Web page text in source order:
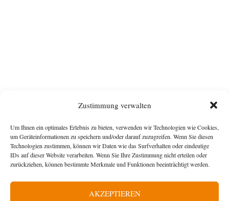
Zustimmung verwalten
Um Ihnen ein optimales Erlebnis zu bieten, verwenden wir Technologien wie Cookies,
um Geräteinformationen zu speichern und/oder darauf zuzugreifen. Wenn Sie diesen
Technologien zustimmen, können wir Daten wie das Surfverhalten oder eindeutige
IDs auf dieser Website verarbeiten. Wenn Sie Ihre Zustimmung nicht erteilen oder
zurückziehen, können bestimmte Merkmale und Funktionen beeinträchtigt werden.
AKZEPTIEREN
KONTAKT
Enkenbach-Alsenborner Tafel e.V.
Hauptstraße 6
06303 / 92 55 13